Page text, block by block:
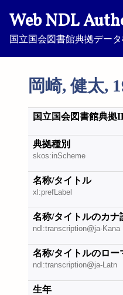
Web NDL
国立国会図書館典拠デー
岡崎, 健太,
国立国会図書館典拠
典拠種別
skos:inScheme
名称/タイトル
xl:prefLabel
名称/タイトルのカナ
ndl:transcription@ja-Kana
名称/タイトルのロー
ndl:transcription@ja-Latn
生年